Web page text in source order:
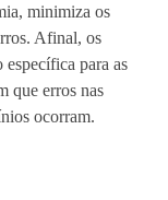
minimiza os
Afinal, os
específica para as
que erros nas
ocorram.